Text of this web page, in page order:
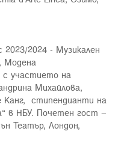
2023/2024 - Музикален
Моденa
с участието на
Михайлова,
стипендианти на
в НБУ. Почетен гост –
Театър, Лондон,